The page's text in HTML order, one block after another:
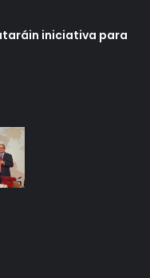
iniciativa para